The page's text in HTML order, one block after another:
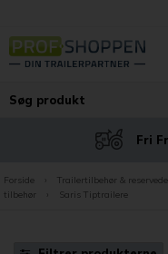
Fri
Forside Trailertilbehør &
tilbehør
Saris Tiptrailere